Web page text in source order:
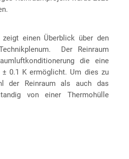
zeigt einen Überblick über den
Der Reinraum
die eine
± 0.1 K ermöglicht. Um dies zu
der Reinraum als auch das
von einer Thermohülle